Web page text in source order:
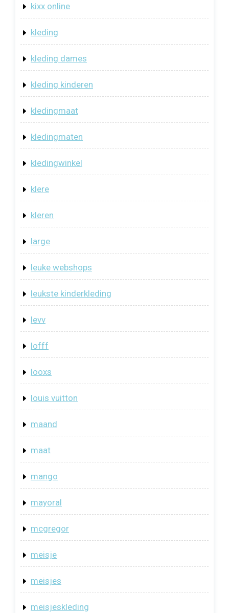
kixx online
kleding
kleding dames
kleding kinderen
kledingmaat
kledingmaten
kledingwinkel
klere
kleren
large
leuke webshops
leukste kinderkleding
levv
lofff
looxs
louis vuitton
maand
maat
mango
mayoral
mcgregor
meisje
meisjes
meisjeskleding